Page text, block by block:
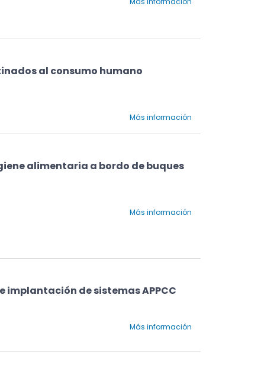
al consumo humano
Más información
alimentaria a bordo de buques
Más información
implantación de sistemas APPCC
Más información